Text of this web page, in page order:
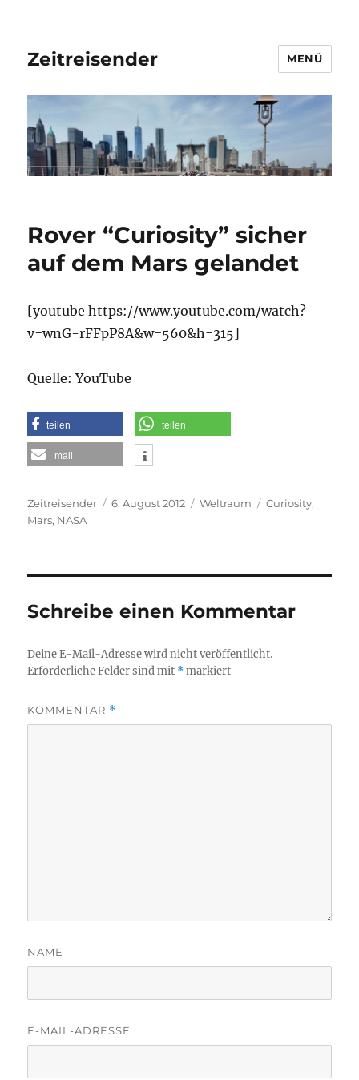
Zeitreisender MENÜ
Rover “Curiosity” sicher
auf dem Mars gelandet
[youtube https://www.youtube.com/watch?
v=wnG-rFFpP8A&w=560&h=315]
Quelle: YouTube
teilen teilen
mail
Autor
Zeitreisender
Veröffentlicht
6. August 2012 Kategorien
Weltraum Schlagwörter
Curiosity,
Mars, NASA
Schreibe einen Kommentar
Deine E-Mail-Adresse wird nicht veröffentlicht.
Erforderliche Felder sind mit *markiert
KOMMENTAR *
NAME
E-MAIL-ADRESSE